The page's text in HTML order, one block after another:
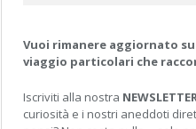
Vuoi rimanere aggiornato
viaggio particolari che
Iscriviti alla nostra
curiosità e i nostri aneddoti